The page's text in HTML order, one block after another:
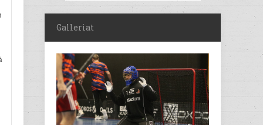
Galleriat